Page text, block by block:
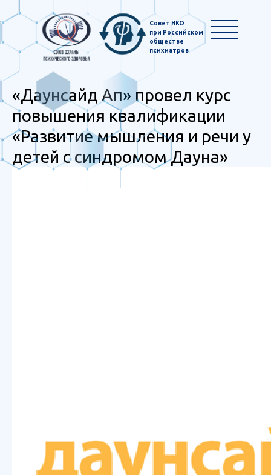
Совет НКО
при Российском
обществе
психиатров
«Даунсайд Ап» провел курс
повышения квалификации
«Развитие мышления и речи у
детей с синдромом Дауна»